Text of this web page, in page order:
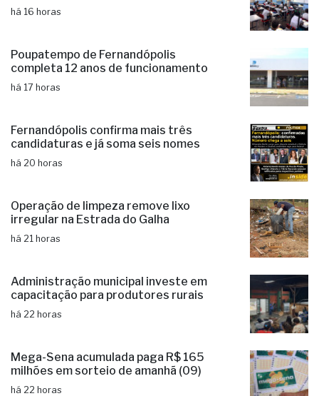
há 16 horas
Poupatempo de Fernandópolis
completa 12 anos de funcionamento
há 17 horas
Fernandópolis confirma mais três
candidaturas e já soma seis nomes
há 20 horas
Operação de limpeza remove lixo
irregular na Estrada do Galha
há 21 horas
Administração municipal investe em
capacitação para produtores rurais
há 22 horas
Mega-Sena acumulada paga R$ 165
milhões em sorteio de amanhã (09)
há 22 horas